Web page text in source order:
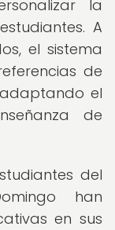
la
A
el sistema
de
el
de
del
han
en sus